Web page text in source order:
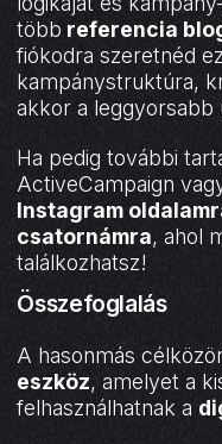
több referencia
fiókodra szeretnéd
kampánystruktúra,
akkor a leggyorsabb
Ha pedig további
ActiveCampaign
Instagram
csatornámra, ahol
találkozhatsz!
Összefoglalás
A hasonmás
eszköz, amelyet a
felhasználhatnak a